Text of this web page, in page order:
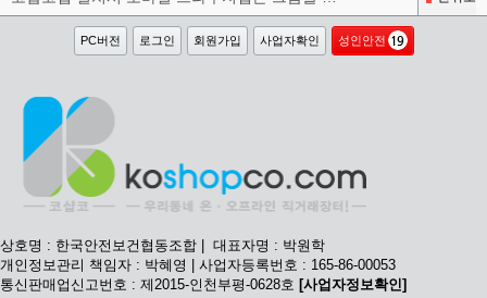
PC버전 로그인 회원가입 사업자확인 성인안전
상호명 : 한국안전보건협동조합 | 대표자명 : 박원학
개인정보관리 책임자 : 박혜영 | 사업자등록번호 : 165-86-00053
통신판매업신고번호 : 제2015-인천부평-0628호 [사업자정보확인]